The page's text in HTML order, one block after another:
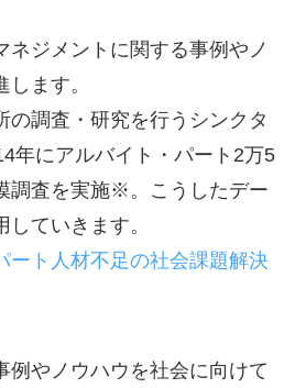
ネジメントに関する事例やノ
ます。
の調査・研究を行うシンクタ
年にアルバイト・パート2万5
調査を実施※。こうしたデー
ていきます。
ート人材不足の社会課題解決
例やノウハウを社会に向けて